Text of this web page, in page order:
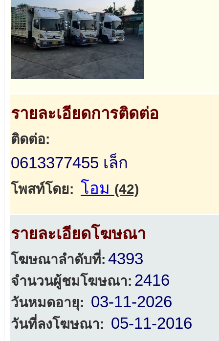
รายละเอียดการติดต่อ
ติดต่อ:
0613377455 เล็ก
โพสท์โดย: โอม (42)
รายละเอียดโฆษณา
โฆษณาลำดับที่: 4393
จำนวนผู้ชมโฆษณา: 2416
วันหมดอายุ: 03-11-2026
วันที่ลงโฆษณา: 05-11-2016